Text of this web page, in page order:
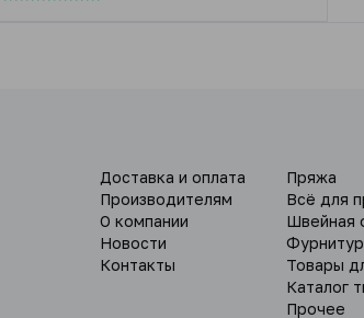
Доставка и оплата
Производителям
О компании
Новости
Контакты
Пряжа
Всё для
Швейная
Товары
Каталог
Прочее